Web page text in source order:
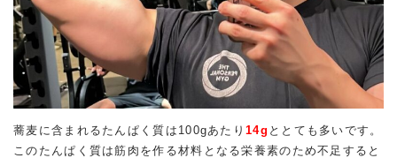
蕎麦に含まれるたんぱく質は100gあたり 14g ととても多いです。
このたんぱく質は筋肉を作る材料となる栄養素のため不足すると